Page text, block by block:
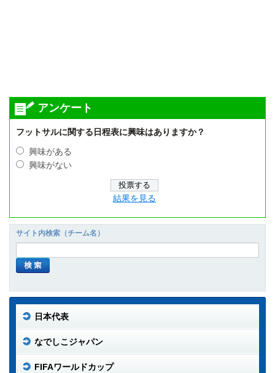
アンケート
フットサルに関する日程表に興味はありますか？
興味がある
興味がない
結果を見る
サイト内検索（チーム名）
日本代表
なでしこジャパン
FIFAワールドカップ